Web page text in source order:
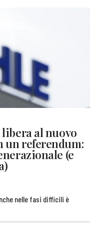
al nuovo
un referendum:
(e
nelle fasi difficili è